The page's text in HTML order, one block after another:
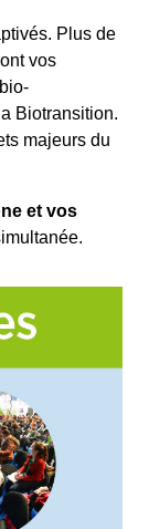
Plus de
vos
Biotransition.
majeurs du
et vos